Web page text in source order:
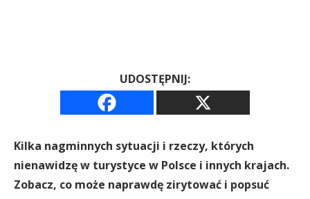
UDOSTĘPNIJ:
Kilka nagminnych sytuacji i rzeczy, których
nienawidzę w turystyce w Polsce i innych krajach.
Zobacz, co może naprawdę zirytować i popsuć